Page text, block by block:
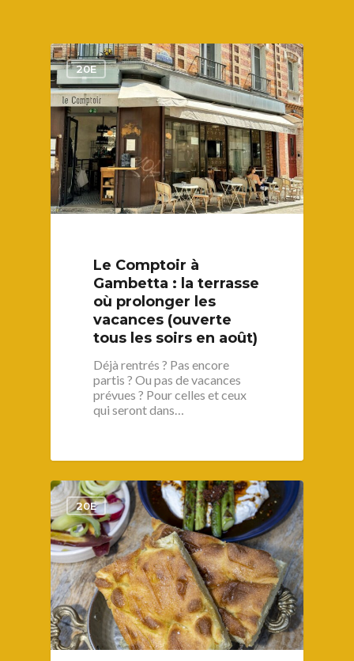
20E
Le Comptoir à
Gambetta : la terrasse
où prolonger les
vacances (ouverte
tous les soirs en août)
Déjà rentrés ? Pas encore
partis ? Ou pas de vacances
prévues ? Pour celles et ceux
qui seront dans…
1
20E
1